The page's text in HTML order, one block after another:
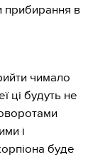
прибирання в
чимало
​​ці будуть не
і
буде